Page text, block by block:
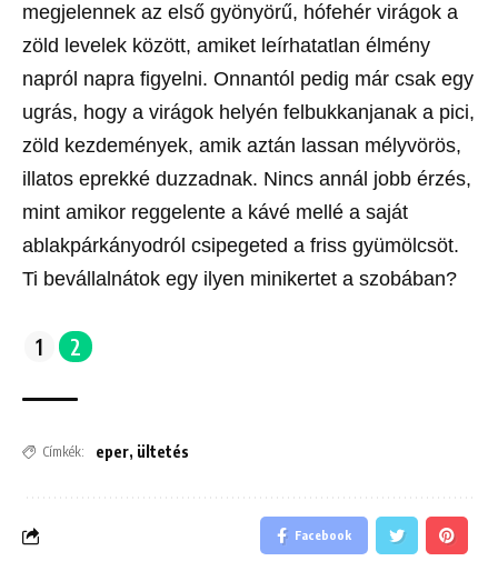
megjelennek az első gyönyörű, hófehér virágok a
zöld levelek között, amiket leírhatatlan élmény
napról napra figyelni. Onnantól pedig már csak egy
ugrás, hogy a virágok helyén felbukkanjanak a pici,
zöld kezdemények, amik aztán lassan mélyvörös,
illatos eprekké duzzadnak. Nincs annál jobb érzés,
mint amikor reggelente a kávé mellé a saját
ablakpárkányodról csipegeted a friss gyümölcsöt.
Ti bevállalnátok egy ilyen minikertet a szobában?
1 2
Címkék: eper, ültetés
Facebook